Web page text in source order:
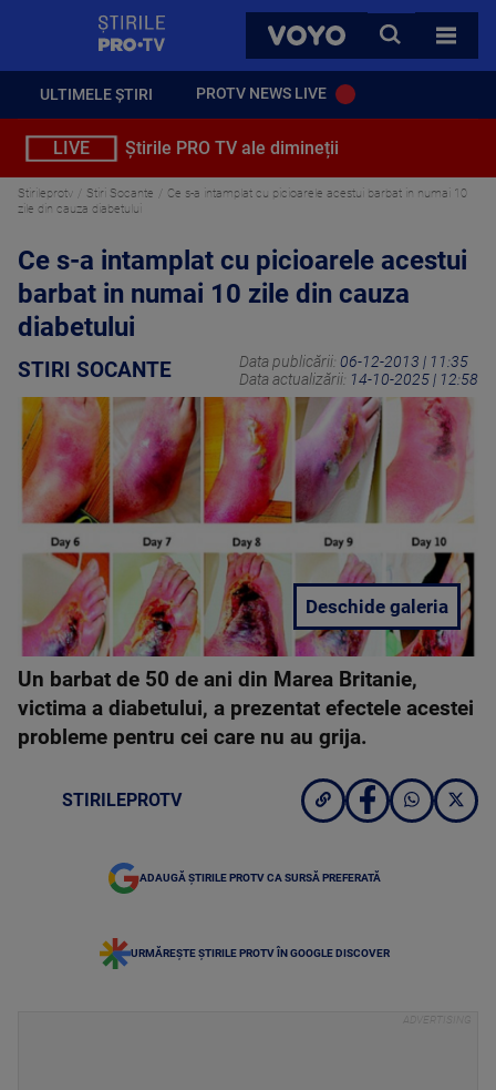
VOYO
CAUTA
TOATE
ULTIMELE ȘTIRI PROTV NEWS LIVE
LIVE Știrile PRO TV ale dimineții
Stirileprotv Stiri Socante
Ce s-a intamplat cu picioarele acestui barbat in numai 10
zile din cauza diabetului
Ce s-a intamplat cu picioarele acestui
barbat in numai 10 zile din cauza
diabetului
STIRI SOCANTE Data publicării: 06-12-2013 | 11:35
Data actualizării: 14-10-2025 | 12:58
Deschide galeria
Un barbat de 50 de ani din Marea Britanie,
victima a diabetului, a prezentat efectele acestei
probleme pentru cei care nu au grija.
STIRILEPROTV
ADAUGĂ ȘTIRILE PROTV CA SURSĂ PREFERATĂ
URMĂREȘTE ȘTIRILE PROTV ÎN GOOGLE DISCOVER